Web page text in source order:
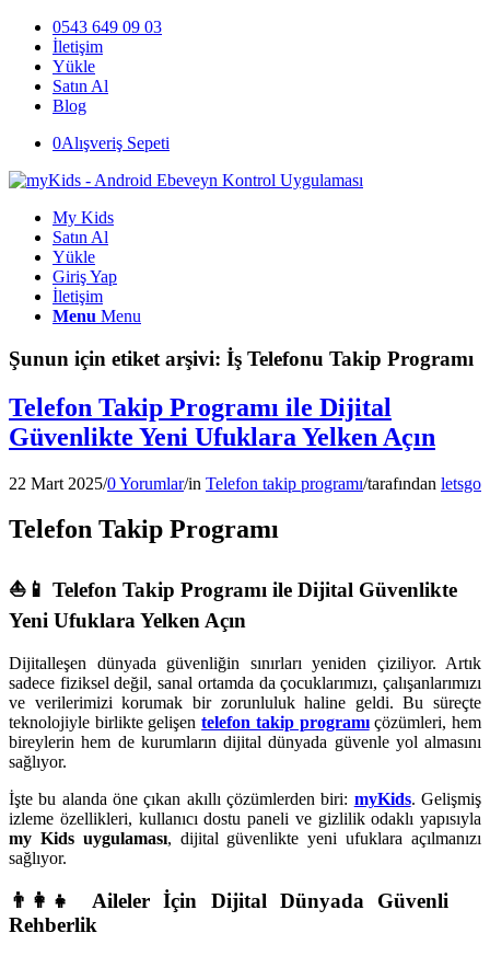
0543 649 09 03
İletişim
Yükle
Satın Al
Blog
0Alışveriş Sepeti
My Kids
Satın Al
Yükle
Giriş Yap
İletişim
Menu Menu
Şunun için etiket arşivi: İş Telefonu Takip Programı
Telefon Takip Programı ile Dijital
Güvenlikte Yeni Ufuklara Yelken Açın
22 Mart 2025/0 Yorumlar/in Telefon takip programı/tarafından letsgo
Telefon Takip Programı
⛵📱 Telefon Takip Programı ile Dijital Güvenlikte
Yeni Ufuklara Yelken Açın
Dijitalleşen dünyada güvenliğin sınırları yeniden çiziliyor. Artık
sadece fiziksel değil, sanal ortamda da çocuklarımızı, çalışanlarımızı
ve verilerimizi korumak bir zorunluluk haline geldi. Bu süreçte
teknolojiyle birlikte gelişentelefon takip programıçözümleri, hem
bireylerin hem de kurumların dijital dünyada güvenle yol almasını
sağlıyor.
İşte bu alanda öne çıkan akıllı çözümlerden biri: myKids. Gelişmiş
izleme özellikleri, kullanıcı dostu paneli ve gizlilik odaklı yapısıyla
my Kids uygulaması, dijital güvenlikte yeni ufuklara açılmanızı
sağlıyor.
👨‍👩‍👧 Aileler İçin Dijital Dünyada Güvenli
Rehberlik